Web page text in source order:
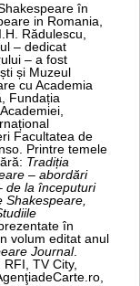
în
in Romania,
Rădulescu,
– dedicat
– a fost
și Muzeul
cu Academia
Fundația
Facultatea de
Printre temele
Tradiția
– abordări
de la începuturi
Shakespeare,
în
volum editat anul
Journal.
TV City,